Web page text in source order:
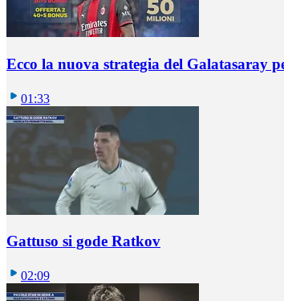
Ecco la nuova strategia del Galatasaray
01:33
Gattuso si gode Ratkov
02:09